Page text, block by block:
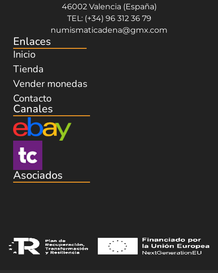
46002 Valencia (España)
TEL: (+34) 96 312 36 79
numismaticadena@gmx.com
Enlaces
Inicio
Tienda
Vender monedas
Contacto
Canales
Asociados